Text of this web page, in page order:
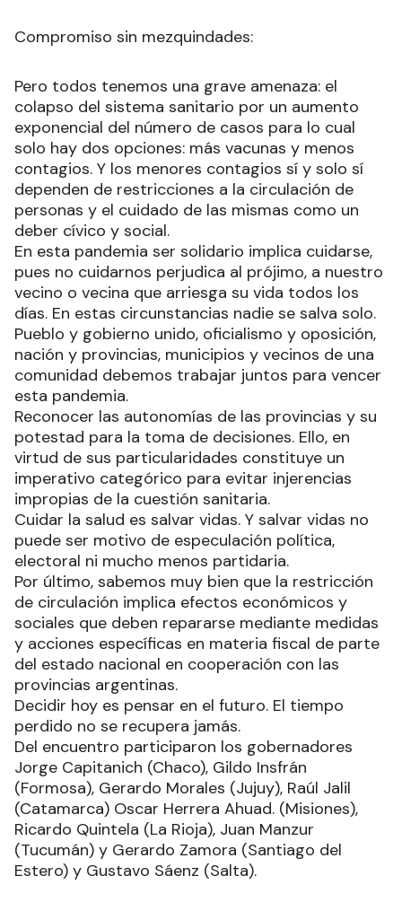
Compromiso sin mezquindades:
Pero todos tenemos una grave amenaza: el
colapso del sistema sanitario por un aumento
exponencial del número de casos para lo cual
solo hay dos opciones: más vacunas y menos
contagios. Y los menores contagios sí y solo sí
dependen de restricciones a la circulación de
personas y el cuidado de las mismas como un
deber cívico y social.
En esta pandemia ser solidario implica cuidarse,
pues no cuidarnos perjudica al prójimo, a nuestro
vecino o vecina que arriesga su vida todos los
días. En estas circunstancias nadie se salva solo.
Pueblo y gobierno unido, oficialismo y oposición,
nación y provincias, municipios y vecinos de una
comunidad debemos trabajar juntos para vencer
esta pandemia.
Reconocer las autonomías de las provincias y su
potestad para la toma de decisiones. Ello, en
virtud de sus particularidades constituye un
imperativo categórico para evitar injerencias
impropias de la cuestión sanitaria.
Cuidar la salud es salvar vidas. Y salvar vidas no
puede ser motivo de especulación política,
electoral ni mucho menos partidaria.
Por último, sabemos muy bien que la restricción
de circulación implica efectos económicos y
sociales que deben repararse mediante medidas
y acciones específicas en materia fiscal de parte
del estado nacional en cooperación con las
provincias argentinas.
Decidir hoy es pensar en el futuro. El tiempo
perdido no se recupera jamás.
Del encuentro participaron los gobernadores
Jorge Capitanich (Chaco), Gildo Insfrán
(Formosa), Gerardo Morales (Jujuy), Raúl Jalil
(Catamarca) Oscar Herrera Ahuad. (Misiones),
Ricardo Quintela (La Rioja), Juan Manzur
(Tucumán) y Gerardo Zamora (Santiago del
Estero) y Gustavo Sáenz (Salta).